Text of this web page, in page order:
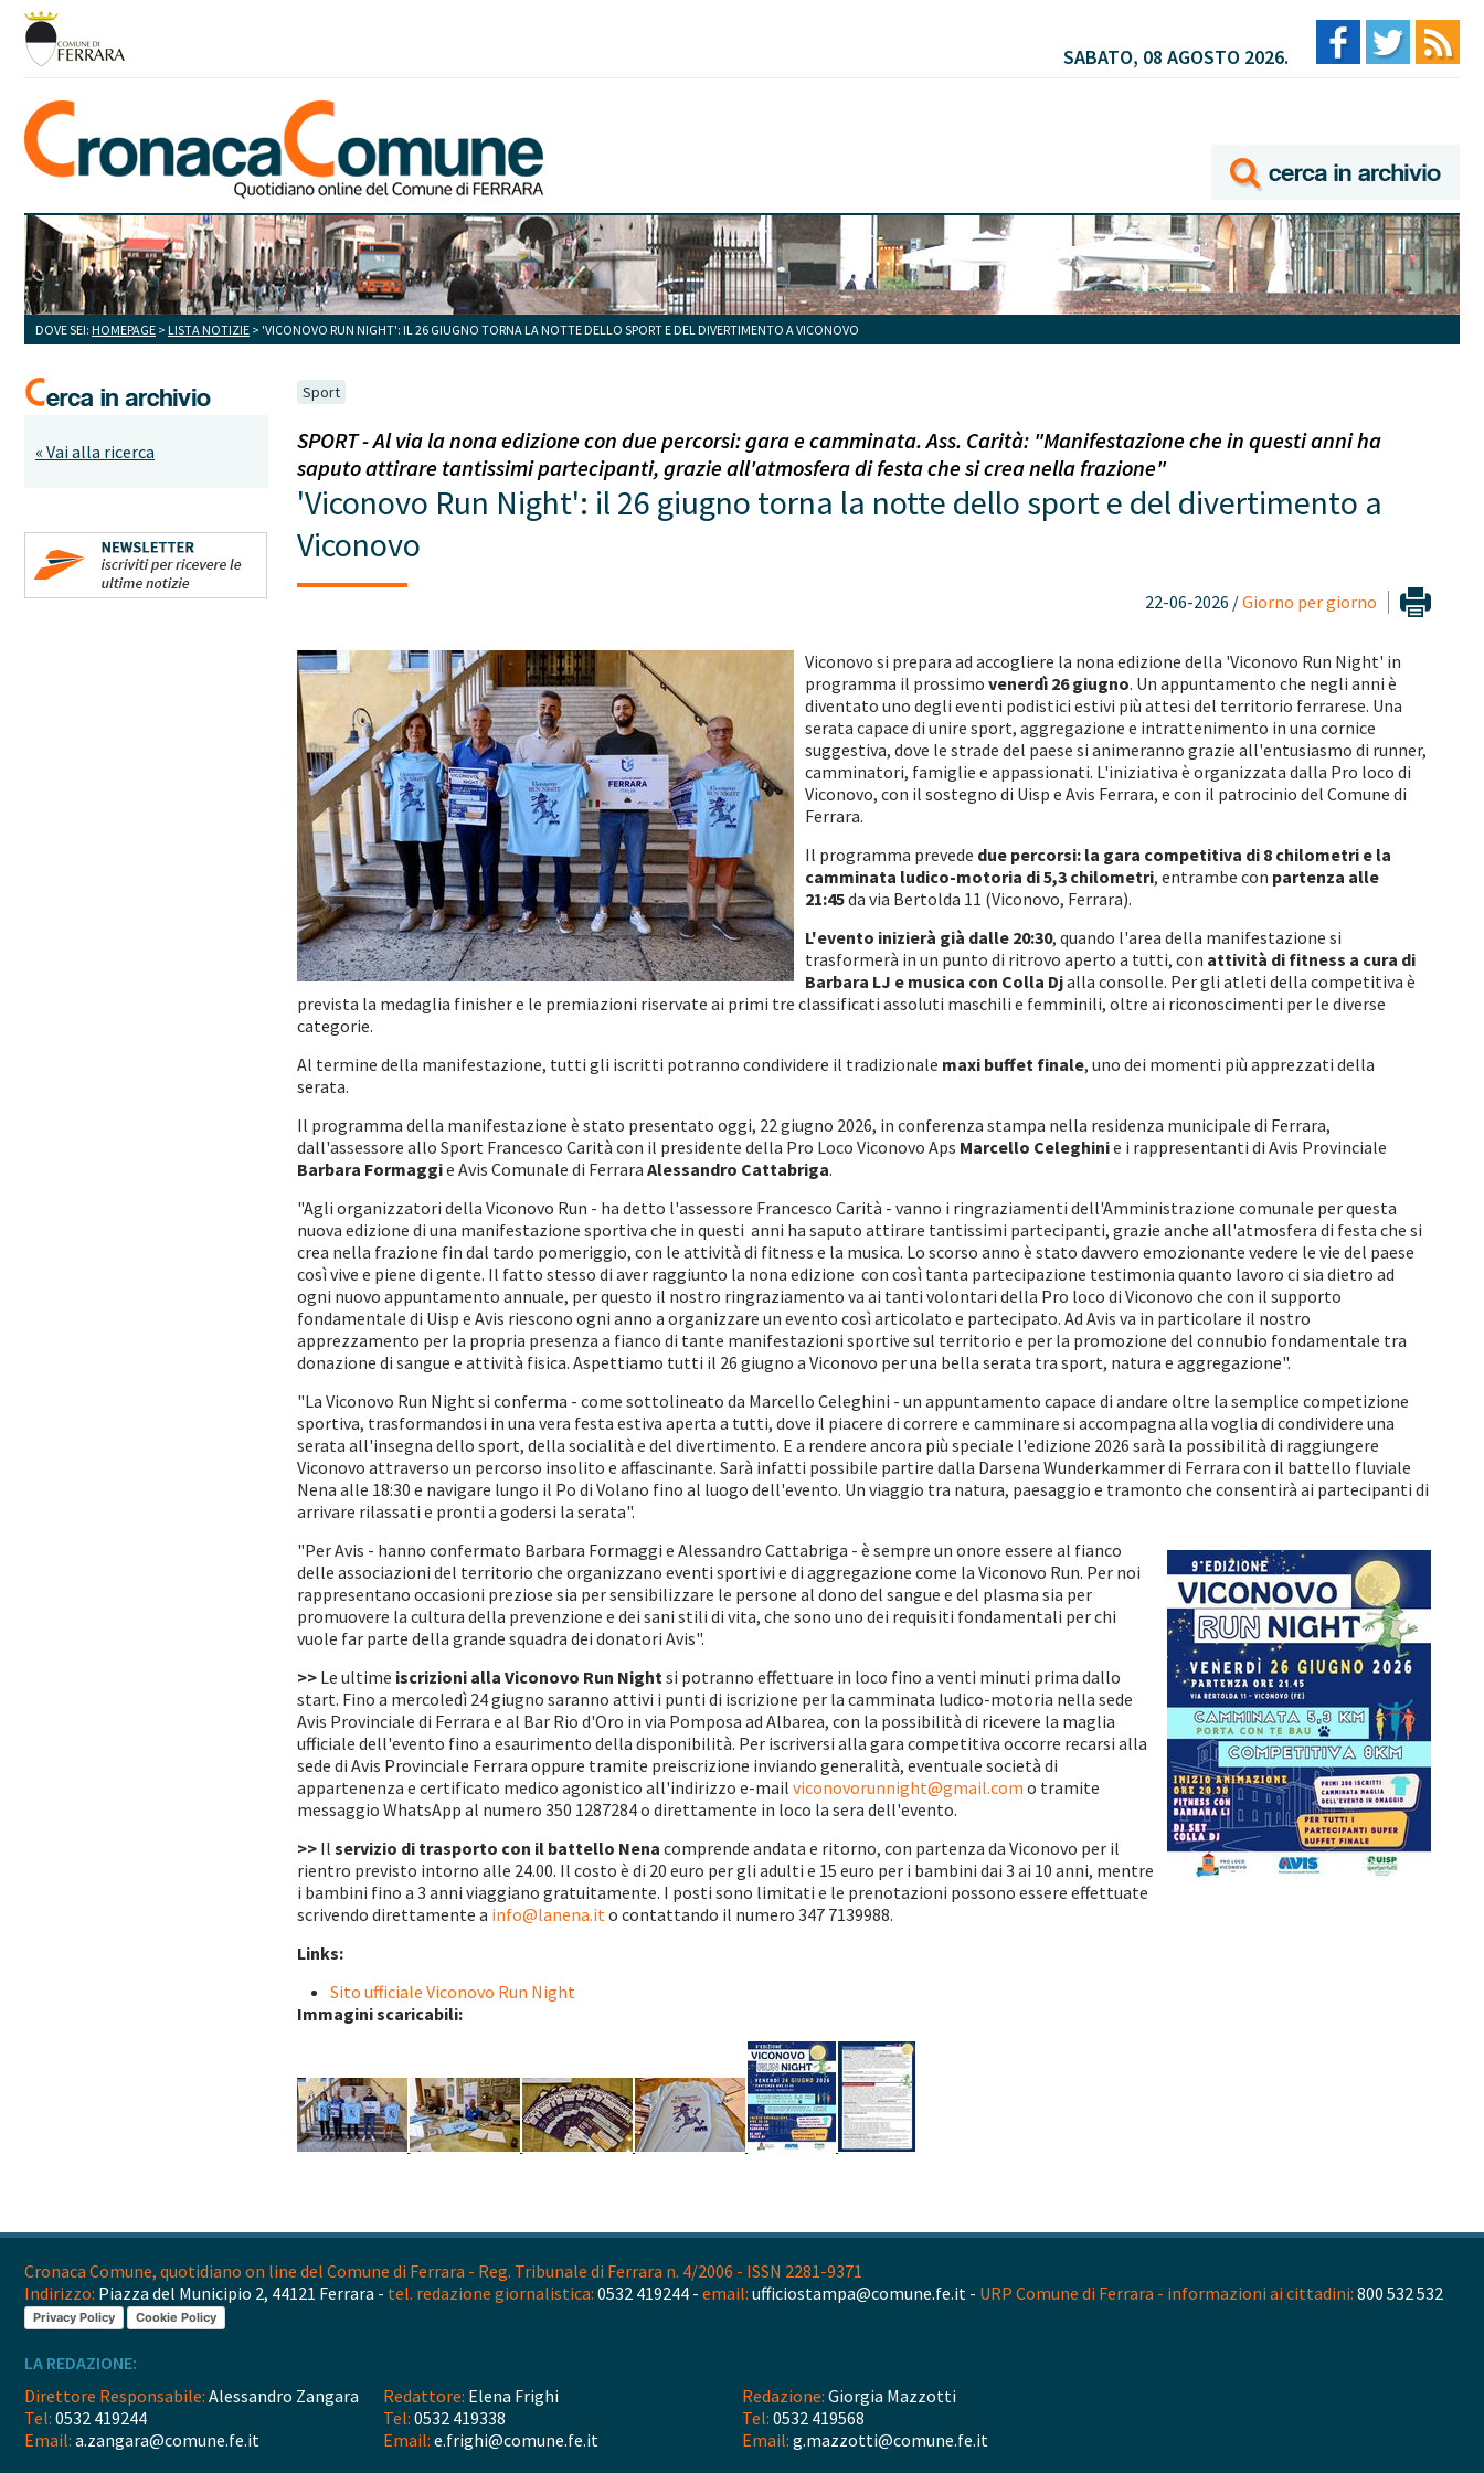
SABATO, 08 AGOSTO 2026.
DOVE SEI: HOMEPAGE > LISTA NOTIZIE > 'VICONOVO RUN NIGHT': IL 26 GIUGNO TORNA LA NOTTE DELLO SPORT E DEL DIVERTIMENTO A VICONOVO
« Vai alla ricerca
Sport
SPORT - Al via la nona edizione con due percorsi: gara e camminata. Ass. Carità: "Manifestazione che in questi anni ha
saputo attirare tantissimi partecipanti, grazie all'atmosfera di festa che si crea nella frazione"
'Viconovo Run Night': il 26 giugno torna la notte dello sport e del divertimento a
Viconovo
22-06-2026 /Giorno per giorno
Viconovo si prepara ad accogliere la nona edizione della 'Viconovo Run Night' in
programma il prossimo venerdì 26 giugno. Un appuntamento che negli anni è
diventato uno degli eventi podistici estivi più attesi del territorio ferrarese. Una
serata capace di unire sport, aggregazione e intrattenimento in una cornice
suggestiva, dove le strade del paese si animeranno grazie all'entusiasmo di runner,
camminatori, famiglie e appassionati. L'iniziativa è organizzata dalla Pro loco di
Viconovo, con il sostegno di Uisp e Avis Ferrara, e con il patrocinio del Comune di
Ferrara.
Il programma prevede due percorsi: la gara competitiva di 8 chilometri e la
camminata ludico-motoria di 5,3 chilometri, entrambe con partenza alle
21:45da via Bertolda 11 (Viconovo, Ferrara).
L'evento inizierà già dalle 20:30, quando l'area della manifestazione si
trasformerà in un punto di ritrovo aperto a tutti, con attività di fitness a cura di
Barbara LJ e musica con Colla Djalla consolle. Per gli atleti della competitiva è
prevista la medaglia finisher e le premiazioni riservate ai primi tre classificati assoluti maschili e femminili, oltre ai riconoscimenti per le diverse
categorie.
Al termine della manifestazione, tutti gli iscritti potranno condividere il tradizionale maxi buffet finale, uno dei momenti più apprezzati della
serata.
Il programma della manifestazione è stato presentato oggi, 22 giugno 2026, in conferenza stampa nella residenza municipale di Ferrara,
dall'assessore allo Sport Francesco Carità con il presidente della Pro Loco Viconovo Aps Marcello Celeghinie i rappresentanti di Avis Provinciale
Barbara Formaggie Avis Comunale di Ferrara Alessandro Cattabriga.
"Agli organizzatori della Viconovo Run - ha detto l'assessore Francesco Carità - vanno i ringraziamenti dell'Amministrazione comunale per questa
nuova edizione di una manifestazione sportiva che in questi anni ha saputo attirare tantissimi partecipanti, grazie anche all'atmosfera di festa che si
crea nella frazione fin dal tardo pomeriggio, con le attività di fitness e la musica. Lo scorso anno è stato davvero emozionante vedere le vie del paese
così vive e piene di gente. Il fatto stesso di aver raggiunto la nona edizione con così tanta partecipazione testimonia quanto lavoro ci sia dietro ad
ogni nuovo appuntamento annuale, per questo il nostro ringraziamento va ai tanti volontari della Pro loco di Viconovo che con il supporto
fondamentale di Uisp e Avis riescono ogni anno a organizzare un evento così articolato e partecipato. Ad Avis va in particolare il nostro
apprezzamento per la propria presenza a fianco di tante manifestazioni sportive sul territorio e per la promozione del connubio fondamentale tra
donazione di sangue e attività fisica. Aspettiamo tutti il 26 giugno a Viconovo per una bella serata tra sport, natura e aggregazione".
"La Viconovo Run Night si conferma - come sottolineato da Marcello Celeghini - un appuntamento capace di andare oltre la semplice competizione
sportiva, trasformandosi in una vera festa estiva aperta a tutti, dove il piacere di correre e camminare si accompagna alla voglia di condividere una
serata all'insegna dello sport, della socialità e del divertimento. E a rendere ancora più speciale l'edizione 2026 sarà la possibilità di raggiungere
Viconovo attraverso un percorso insolito e affascinante. Sarà infatti possibile partire dalla Darsena Wunderkammer di Ferrara con il battello fluviale
Nena alle 18:30 e navigare lungo il Po di Volano fino al luogo dell'evento. Un viaggio tra natura, paesaggio e tramonto che consentirà ai partecipanti di
arrivare rilassati e pronti a godersi la serata".
"Per Avis - hanno confermato Barbara Formaggi e Alessandro Cattabriga - è sempre un onore essere al fianco
delle associazioni del territorio che organizzano eventi sportivi e di aggregazione come la Viconovo Run. Per noi
rappresentano occasioni preziose sia per sensibilizzare le persone al dono del sangue e del plasma sia per
promuovere la cultura della prevenzione e dei sani stili di vita, che sono uno dei requisiti fondamentali per chi
vuole far parte della grande squadra dei donatori Avis".
>> Le ultime iscrizioni alla Viconovo Run Nightsi potranno effettuare in loco fino a venti minuti prima dallo
start. Fino a mercoledì 24 giugno saranno attivi i punti di iscrizione per la camminata ludico-motoria nella sede
Avis Provinciale di Ferrara e al Bar Rio d'Oro in via Pomposa ad Albarea, con la possibilità di ricevere la maglia
ufficiale dell'evento fino a esaurimento della disponibilità. Per iscriversi alla gara competitiva occorre recarsi alla
sede di Avis Provinciale Ferrara oppure tramite preiscrizione inviando generalità, eventuale società di
appartenenza e certificato medico agonistico all'indirizzo e-mail viconovorunnight@gmail.com o tramite
messaggio WhatsApp al numero 350 1287284 o direttamente in loco la sera dell'evento.
>> Il servizio di trasporto con il battello Nena comprende andata e ritorno, con partenza da Viconovo per il
rientro previsto intorno alle 24.00. Il costo è di 20 euro per gli adulti e 15 euro per i bambini dai 3 ai 10 anni, mentre
i bambini fino a 3 anni viaggiano gratuitamente. I posti sono limitati e le prenotazioni possono essere effettuate
scrivendo direttamente a info@lanena.ito contattando il numero 347 7139988.
Links:
Sito ufficiale Viconovo Run Night
Immagini scaricabili:
Cronaca Comune, quotidiano on line del Comune di Ferrara - Reg. Tribunale di Ferrara n. 4/2006 - ISSN 2281-9371
Indirizzo: Piazza del Municipio 2, 44121 Ferrara - tel. redazione giornalistica: 0532 419244 - email: ufficiostampa@comune.fe.it - URP Comune di Ferrara - informazioni ai cittadini: 800 532 532
Privacy Policy Cookie Policy
LA REDAZIONE:
Direttore Responsabile: Alessandro Zangara
Tel: 0532 419244
Email: a.zangara@comune.fe.it
Redattore: Elena Frighi
Tel: 0532 419338
Email: e.frighi@comune.fe.it
Redazione: Giorgia Mazzotti
Tel: 0532 419568
Email: g.mazzotti@comune.fe.it